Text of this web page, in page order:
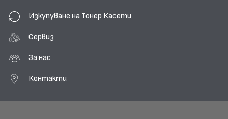
Изкупуване на Тонер Касети
Сервиз
За нас
Контакти